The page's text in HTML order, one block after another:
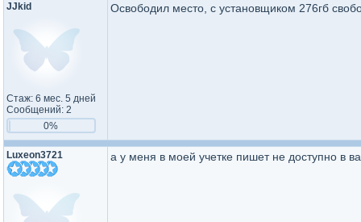
JJkid
Стаж: 6 мес. 5 дней
Сообщений: 2
0%
Освободил место, с установщиком 276гб
Luxeon3721 а у меня в моей учетке пишет не доступно в